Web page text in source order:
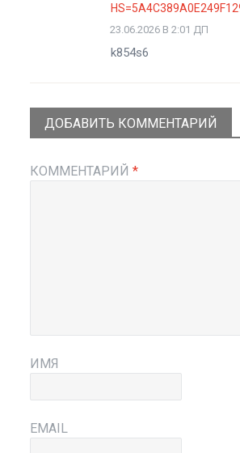
23.06.2026 В 2:01 ДП
k854s6
ДОБАВИТЬ КОММЕНТАРИЙ
КОММЕНТАРИЙ*
ИМЯ
EMAIL